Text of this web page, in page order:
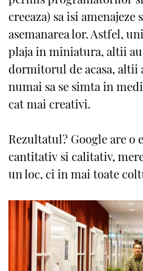
creeaza) sa isi
asemanarea lor. Astfel,
plaja in miniatura, altii
dormitorul de acasa,
numai sa se simta in
cat mai creativi.
Rezultatul? Google are o
cantitativ si calitativ,
un loc, ci in mai toate